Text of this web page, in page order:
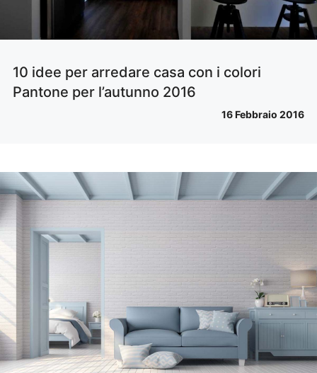
10 idee per arredare casa con i colori
Pantone per l’autunno 2016
16 Febbraio 2016